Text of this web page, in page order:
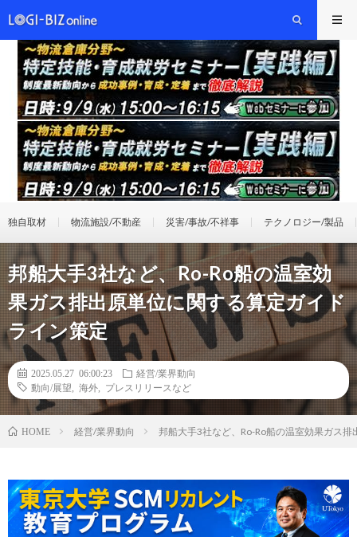
独自取材 物流施設/不動産 災害/事故/不祥事 テクノロジー/製品
邦船大手3社など、Ro-Ro船の温室効
果ガス排出原単位に関する算定ガイド
ライン策定
2025.05.27 06:00:23
経営/業界動向
動向/展望
海外 プレスリリースなど
HOME 経営/業界動向 邦船大手3社など、Ro-Ro船の温室効果ガス